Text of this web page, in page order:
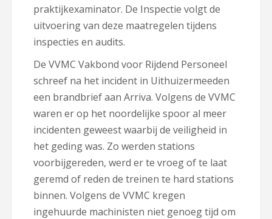
praktijkexaminator. De Inspectie volgt de
uitvoering van deze maatregelen tijdens
inspecties en audits.
De VVMC Vakbond voor Rijdend Personeel
schreef na het incident in Uithuizermeeden
een brandbrief aan Arriva. Volgens de VVMC
waren er op het noordelijke spoor al meer
incidenten geweest waarbij de veiligheid in
het geding was. Zo werden stations
voorbijgereden, werd er te vroeg of te laat
geremd of reden de treinen te hard stations
binnen. Volgens de VVMC kregen
ingehuurde machinisten niet genoeg tijd om